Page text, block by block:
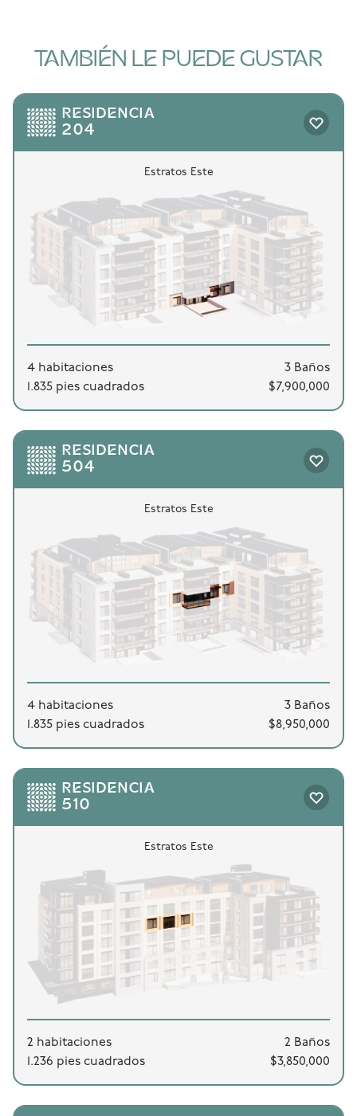
TAMBIÉN LE PUEDE GUSTAR
RESIDENCIA
204
Estratos Este
4 habitaciones
3 Baños
1.835 pies cuadrados
$7,900,000
RESIDENCIA
504
Estratos Este
4 habitaciones
3 Baños
1.835 pies cuadrados
$8,950,000
RESIDENCIA
510
Estratos Este
2 habitaciones
2 Baños
1.236 pies cuadrados
$3,850,000